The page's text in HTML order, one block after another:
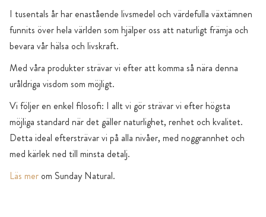
I tusentals år har enastående livsmedel och värdefulla växtämnen
funnits över hela världen som hjälper oss att naturligt främja och
bevara vår hälsa och livskraft.
Med våra produkter strävar vi efter att komma så nära denna
uråldriga visdom som möjligt.
Vi följer en enkel filosofi: I allt vi gör strävar vi efter högsta
möjliga standard när det gäller naturlighet, renhet och kvalitet.
Detta ideal eftersträvar vi på alla nivåer, med noggrannhet och
med kärlek ned till minsta detalj.
Läs mer om Sunday Natural.